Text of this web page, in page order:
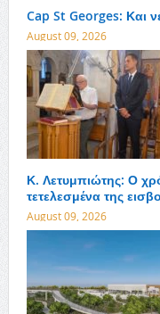
Cap St Georges: Και
August 09, 2026
Κ. Λετυμπιώτης: Ο
τετελεσμένα της
August 09, 2026